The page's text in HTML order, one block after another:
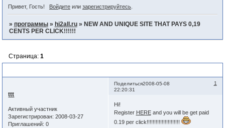
Привет, Гость! Войдитеили зарегистрируйтесь.
» программы » hi2all.ru » NEW AND UNIQUE SITE THAT PAYS 0,19
CENTS PER CLICK!!!!!!
Страница: 1
Поделиться 1
2008-05-08
22:20:31
ttt
Активный участник
Зарегистрирован: 2008-03-27
Приглашений: 0
Hi!
Register HEREand you will be get paid
0.19 per click!!!!!!!!!!!!!!!!!!!!!!